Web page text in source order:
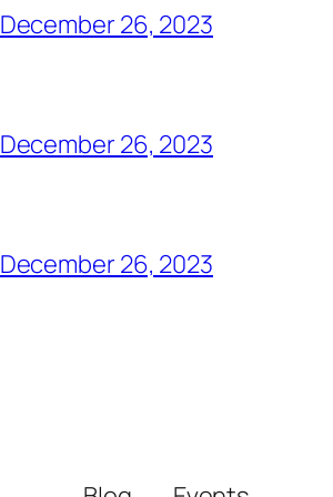
December 26, 2023
December 26, 2023
December 26, 2023